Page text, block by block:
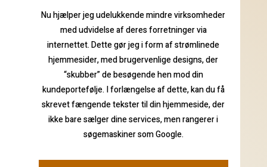
Nu hjælper jeg udelukkende mindre virksomheder
med udvidelse af deres forretninger via
internettet. Dette gør jeg i form af strømlinede
hjemmesider, med brugervenlige designs, der
“skubber” de besøgende hen mod din
kundeportefølje. I forlængelse af dette, kan du få
skrevet fængende tekster til din hjemmeside, der
ikke bare sælger dine services, men rangerer i
søgemaskiner som Google.